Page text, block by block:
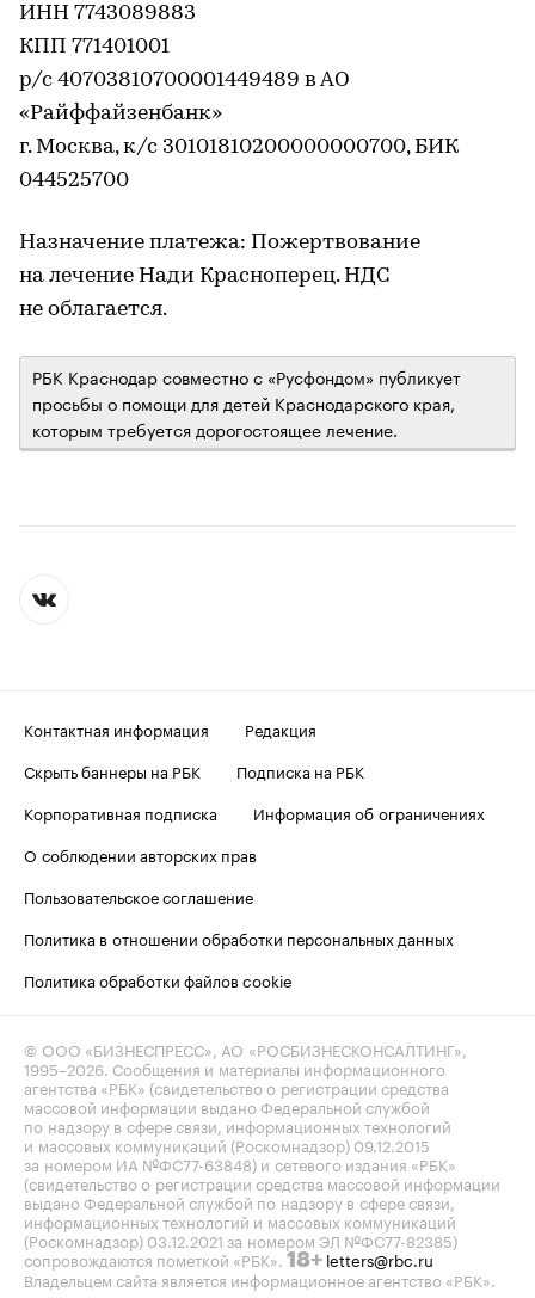
ИНН 7743089883
КПП 771401001
р/с 40703810700001449489 в АО
«Райффайзенбанк»
г. Москва, к/с 30101810200000000700, БИК
044525700
Назначение платежа: Пожертвование
на лечение Нади Красноперец. НДС
не облагается.
РБК Краснодар совместно с «Русфондом» публикует
просьбы о помощи для детей Краснодарского края,
которым требуется дорогостоящее лечение.
Контактная информация
Редакция
Скрыть баннеры на РБК
Подписка на РБК
Корпоративная подписка
Информация об ограничениях
О соблюдении авторских прав
Пользовательское соглашение
Политика в отношении обработки персональных данных
Политика обработки файлов cookie
© ООО «БИЗНЕСПРЕСС», АО «РОСБИЗНЕСКОНСАЛТИНГ»,
1995–2026 . Сообщения и материалы информационного
агентства «РБК» (свидетельство о регистрации средства
массовой информации выдано Федеральной службой
по надзору в сфере связи, информационных технологий
и массовых коммуникаций (Роскомнадзор) 09.12.2015
за номером ИА №ФС77-63848) и сетевого издания «РБК»
(свидетельство о регистрации средства массовой информации
выдано Федеральной службой по надзору в сфере связи,
информационных технологий и массовых коммуникаций
(Роскомнадзор) 03.12.2021 за номером ЭЛ №ФС77-82385)
сопровождаются пометкой «РБК». 18+ letters@rbc.ru
Владельцем сайта является информационное агентство «РБК».